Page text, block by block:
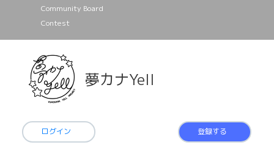
Community Board
Contest
夢カナYell
ログイン 登録する